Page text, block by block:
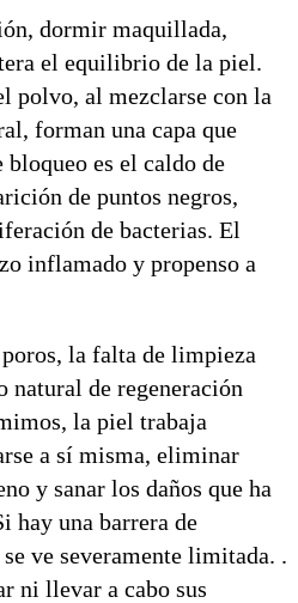
dormir maquillada,
el equilibrio de la piel.
polvo, al mezclarse con la
forman una capa que
es el caldo de
de puntos negros,
de bacterias. El
inflamado y propenso a
la falta de limpieza
natural de regeneración
la piel trabaja
a sí misma, eliminar
y sanar los daños que ha
hay una barrera de
ve severamente limitada. .
ni llevar a cabo sus